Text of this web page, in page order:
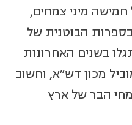
מיני צמחים,
הבוטנית של
בשנים האחרונות
מכון דש"א, וחשוב
הבר של ארץ